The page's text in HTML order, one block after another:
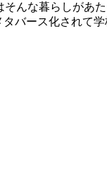
んな暮らしがあ
バース化されて